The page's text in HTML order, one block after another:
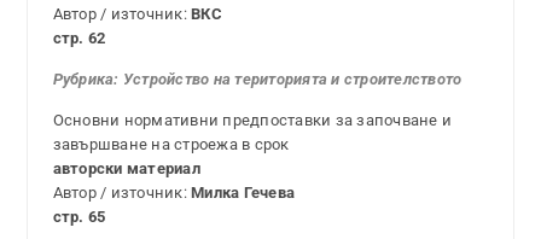
Автор / източник:ВКС
стр. 62
Рубрика: Устройство на територията и строителството
Основни нормативни предпоставки за започване и
завършване на строежа в срок
авторски материал
Автор / източник:Милка Гечева
стр. 65